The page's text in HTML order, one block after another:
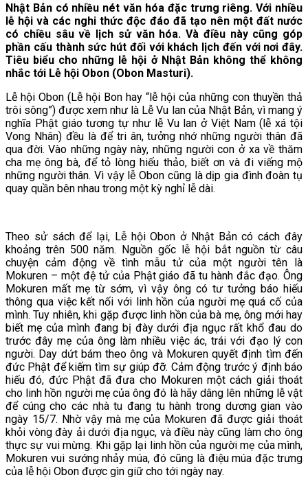
Nhật Bản có nhiều nét văn hóa đặc trưng riêng. Với nhiều
lễ hội và các nghi thức độc đáo đã tạo nên một đất nước
có chiều sâu về lịch sử văn hóa. Và điều này cũng góp
phần cấu thành sức hút đối với khách lịch đến với nơi đây.
Tiêu biểu cho những lễ hội ở Nhật Bản không thể không
nhắc tới Lễ hội Obon (Obon Masturi).
Lễ hội Obon (Lễ hội Bon hay “lễ hội của những con thuyền thả
trôi sông”) được xem như là Lễ Vu lan của Nhật Bản, vì mang ý
nghĩa Phật giáo tương tự như lễ Vu lan ở Việt Nam (lễ xá tội
Vong Nhân) đều là để tri ân, tưởng nhớ những người thân đã
qua đời. Vào những ngày này, những người con ở xa về thăm
cha mẹ ông bà, để tỏ lòng hiếu thảo, biết ơn và đi viếng mộ
những người thân. Vì vậy lễ Obon cũng là dịp gia đình đoàn tụ
quay quần bên nhau trong một kỳ nghỉ lễ dài.
Theo sử sách để lại, Lễ hội Obon ở Nhật Bản có cách đây
khoảng trên 500 năm. Nguồn gốc lễ hội bắt nguồn từ câu
chuyện cảm động về tình mẫu tử của một người tên là
Mokuren – một đệ tử của Phật giáo đã tu hành đắc đạo. Ông
Mokuren mất mẹ từ sớm, vì vậy ông có tư tưởng báo hiếu
thông qua việc kết nối với linh hồn của người mẹ quá cố của
mình. Tuy nhiên, khi gặp được linh hồn của bà mẹ, ông mới hay
biết mẹ của mình đang bị đày dưới địa ngục rất khổ đau do
trước đây mẹ của ông làm nhiều việc ác, trái với đạo lý con
người. Day dứt bám theo ông và Mokuren quyết định tìm đến
đức Phật để kiếm tìm sự giúp đỡ. Cảm động trước ý định báo
hiếu đó, đức Phật đã đưa cho Mokuren một cách giải thoát
cho linh hồn người mẹ của ông đó là hãy dâng lên những lễ vật
để cúng cho các nhà tu đang tu hành trong dương gian vào
ngày 15/7. Nhờ vậy mà mẹ của Mokuren đã được giải thoát
khỏi vòng đày ải dưới địa ngục, và điều này cũng làm cho ông
thực sự vui mừng. Khi gặp lại linh hồn của người mẹ của mình,
Mokuren vui sướng nhảy múa, đó cũng là điệu múa đặc trưng
của lễ hội Obon được gìn giữ cho tới ngày nay.